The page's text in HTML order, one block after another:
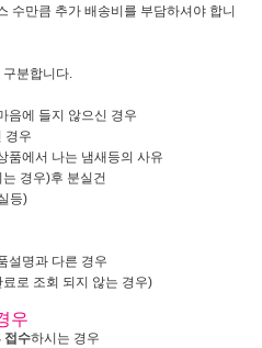
수만큼 추가 배송비를 부담하셔야 합니
분합니다.
에 들지 않으신 경우
우
에서 나는 냄새등의 사유
경우)후 분실건
등)
명과 다른 경우
조회 되지 않는 경우)
우
접수하시는 경우